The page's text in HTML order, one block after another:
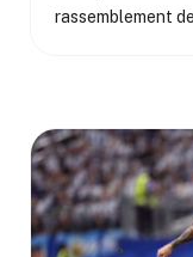
rassemblement